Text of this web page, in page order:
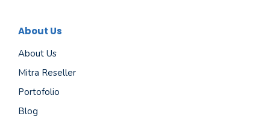
About Us
About Us
Mitra Reseller
Portofolio
Blog